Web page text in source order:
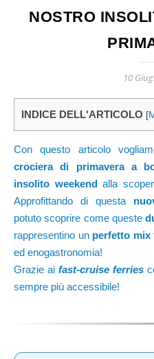
NOSTRO
10
INDICE DELL'ARTICOLO [
Con questo articolo
crociera di primavera a
insolito weekendalla
Approfittando di questa
potuto scoprire come queste
rappresentino un perfetto mix
ed enogastronomia!
Grazie aifast-cruise ferries
sempre più accessibile!